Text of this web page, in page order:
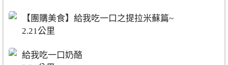
【團購美食】給我吃一口之提拉米蘇篇~
2.21公里
給我吃一口奶酪